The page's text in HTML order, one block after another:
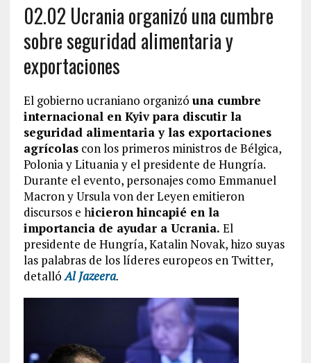
02.02 Ucrania organizó una cumbre
sobre seguridad alimentaria y
exportaciones
El gobierno ucraniano organizó una cumbre
internacional en Kyiv para discutir la
seguridad alimentaria y las exportaciones
agrícolascon los primeros ministros de Bélgica,
Polonia y Lituania y el presidente de Hungría.
Durante el evento, personajes como Emmanuel
Macron y Ursula von der Leyen emitieron
discursos e hicieron hincapié en la
importancia de ayudar a Ucrania. El
presidente de Hungría, Katalin Novak, hizo suyas
las palabras de los líderes europeos en Twitter,
detallóAl Jazeera.